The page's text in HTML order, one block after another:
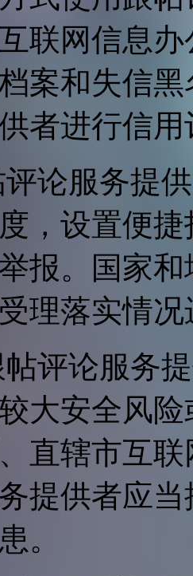
联网信息
案和失信
者进行信用
论服务提
，设置便
报。国家
理落实情
评论服务
大安全风
直辖市互
提供者应
。